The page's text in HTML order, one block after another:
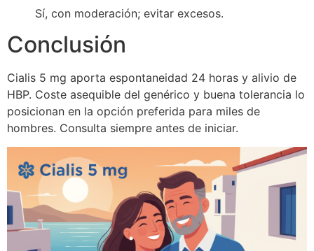
Sí, con moderación; evitar excesos.
Conclusión
Cialis 5 mg aporta espontaneidad 24 horas y alivio de
HBP. Coste asequible del genérico y buena tolerancia lo
posicionan en la opción preferida para miles de
hombres. Consulta siempre antes de iniciar.